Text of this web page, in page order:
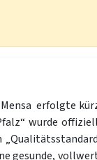
erfolgte
wurde
gesunde,